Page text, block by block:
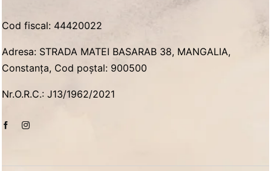
Cod fiscal: 44420022
Adresa: STRADA MATEI BASARAB 38, MANGALIA,
Constanța, Cod poștal: 900500
Nr.O.R.C.: J13/1962/2021